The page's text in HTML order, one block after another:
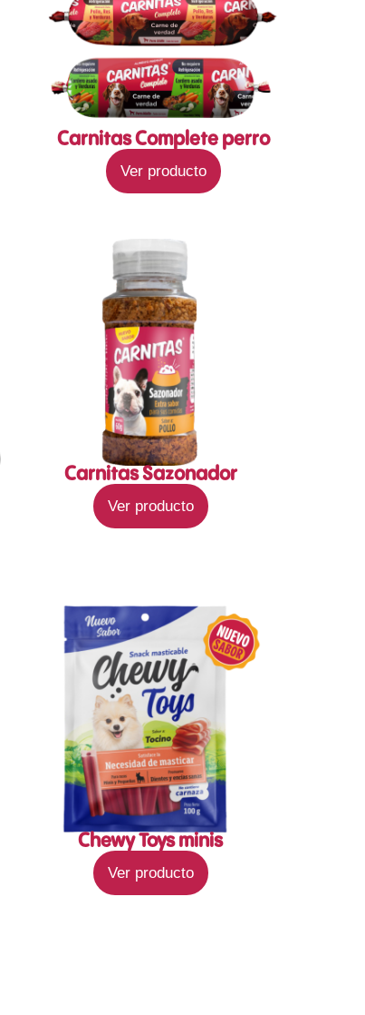
Carnitas Complete perro
Ver producto
Carnitas Sazonador
Ver producto
Chewy Toys minis
Ver producto